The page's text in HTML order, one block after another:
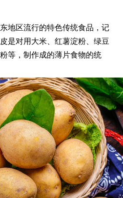
地区流行的特色传统食品，记
是对用大米、红薯淀粉、绿豆
等，制作成的薄片食物的统